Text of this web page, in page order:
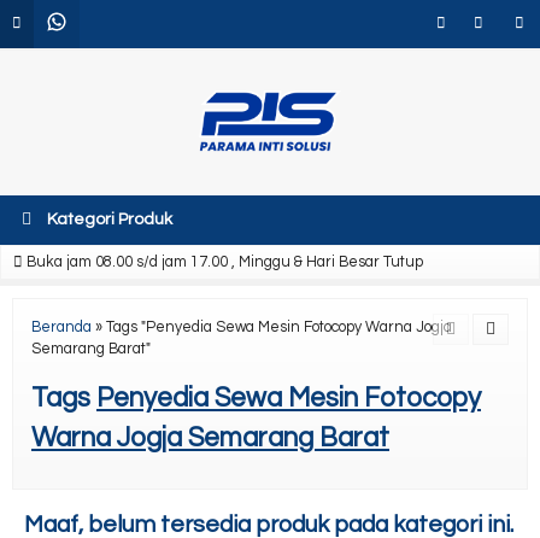
Kategori Produk
Buka jam 08.00 s/d jam 17.00 , Minggu & Hari Besar Tutup
Beranda » Tags "Penyedia Sewa Mesin Fotocopy Warna Jogja
Semarang Barat"
Tags Penyedia Sewa Mesin Fotocopy
Warna Jogja Semarang Barat
Maaf, belum tersedia produk pada kategori ini.